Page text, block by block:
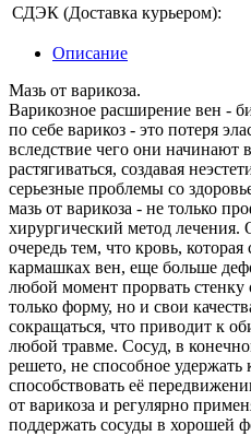
СДЭК (Доставка курьером):
Описание
Мазь от варикоза.
Варикозное расширение вен -
по себе варикоз - это потеря
вследствие чего они начинают
растягиваться, создавая
серьезные проблемы со
мазь от варикоза - не только
хирургический метод лечения.
очередь тем, что кровь,
кармашках вен, еще больше
любой момент прорвать стенку
только форму, но и свои
сокращаться, что приводит к
любой травме. Сосуд, в
решето, не способное удержать
способствовать её
от варикоза и регулярно
поддержать сосуды в хорошей